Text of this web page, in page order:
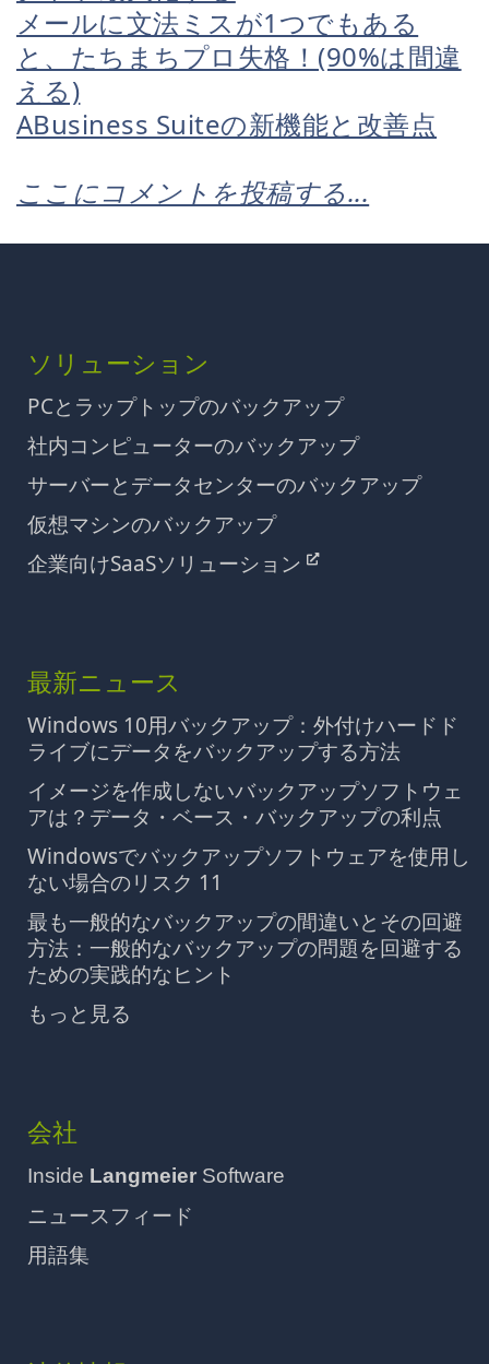
メールに文法ミスが1つでもある
と、たちまちプロ失格！(90%は間違
える)
ABusiness Suiteの新機能と改善点
ここにコメントを投稿する...
ソリューション
PCとラップトップのバックアップ
社内コンピューターのバックアップ
サーバーとデータセンターのバックアップ
仮想マシンのバックアップ
企業向けSaaSソリューション
最新ニュース
Windows 10用バックアップ：外付けハードド
ライブにデータをバックアップする方法
イメージを作成しないバックアップソフトウェ
アは？データ・ベース・バックアップの利点
Windowsでバックアップソフトウェアを使用し
ない場合のリスク 11
最も一般的なバックアップの間違いとその回避
方法：一般的なバックアップの問題を回避する
ための実践的なヒント
もっと見る
会社
Inside Langmeier Software
ニュースフィード
用語集